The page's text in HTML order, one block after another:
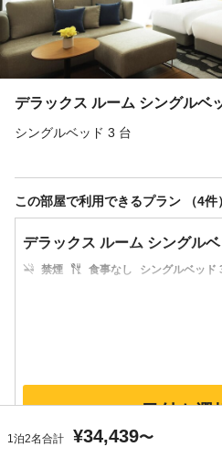
1泊2名合計 ¥34,439〜
デラックス ルーム シングルベ
シングルベッド 3 台
この部屋で利用できるプラン （4件）
デラックス ルーム シングル
禁煙 食事なし
シングルベッド
日付を選